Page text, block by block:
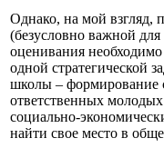
Однако, на мой взгляд,
(безусловно важной
оценивания
одной стратегической
школы – формирование
ответственных
социально-
найти свое место в